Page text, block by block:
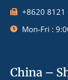
+8620 8121
Mon-Fri :
China –